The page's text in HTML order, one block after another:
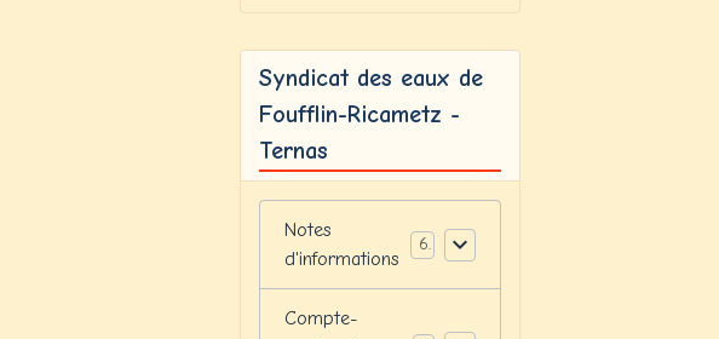
Syndicat des eaux de
Foufflin-Ricametz -
Ternas
Notes
d'informations
6
Compte-